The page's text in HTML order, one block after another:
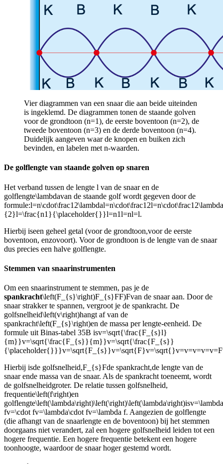
Vier diagrammen van een snaar die aan beide uiteinden
is ingeklemd. De diagrammen tonen de staande golven
voor de grondtoon (n=1), de eerste boventoon (n=2), de
tweede boventoon (n=3) en de derde boventoon (n=4).
Duidelijk aangeven waar de knopen en buiken zich
bevinden, en labelen met n-waarden.
De golflengte van staande golven op snaren
Het verband tussen de lengte l van de snaar en de
golflengte\lambdavan de staande golf wordt gegeven door de
formule:
{2}l=\frac{n1}{\placeholder{}}l=n1l=nl=l.
Hierbij iseen geheel getal (voor de grondtoon,voor de eerste
boventoon, enzovoort). Voor de grondtoon is de lengte van de snaar
dus precies een halve golflengte.
Stemmen van snaarinstrumenten
Om een snaarinstrument te stemmen, pas je de
spankracht\left(F_{s}\right)F_{s}FF)Fvan de snaar aan. Door de
snaar strakker te spannen, vergroot je de spankracht. De
golfsnelheid\left(v\right)hangt af van de
spankracht\left(F_{s}\right)en de massa per lengte-eenheid. De
formule uit Binas-tabel 35B isv=\sqrt{\frac{F_{s}l}
{m}}v=\sqrt{\frac{F_{s}}{m}}v=\sqrt{\frac{F_{s}}
Hierbij isde golfsnelheid,F_{s}Fde spankracht,de lengte van de
snaar ende massa van de snaar. Als de spankracht toeneemt, wordt
de golfsnelheidgroter. De relatie tussen golfsnelheid,
frequentie\left(f\right)en
golflengte\left(\lambda\right)\left(\right)\left(\lambda\right)is
fv=\cdot fv=\lambda\cdot fv=\lambda f. Aangezien de golflengte
(die afhangt van de snaarlengte en de boventoon) bij het stemmen
doorgaans niet verandert, zal een hogere golfsnelheid leiden tot een
hogere frequentie. Een hogere frequentie betekent een hogere
toonhoogte, waardoor de snaar hoger gestemd wordt.